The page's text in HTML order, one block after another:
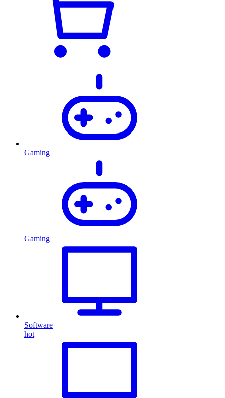
Gaming
Gaming
Software
hot